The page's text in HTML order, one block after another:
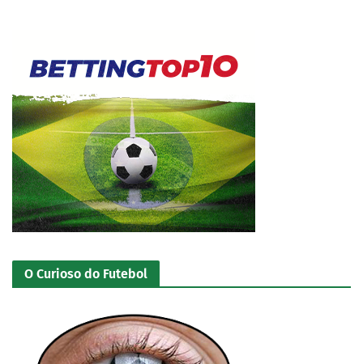
O Curioso do Futebol